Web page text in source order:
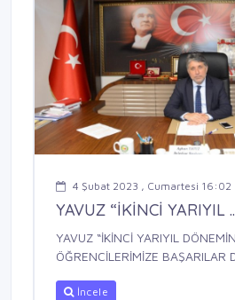
4 Şubat 2023 , Cumartesi 16:02
YAVUZ “İKİNCİ YARIYIL
YAVUZ “İKİNCİ YARIYIL
ÖĞRENCİLERİMİZE BAŞARILAR
İncele